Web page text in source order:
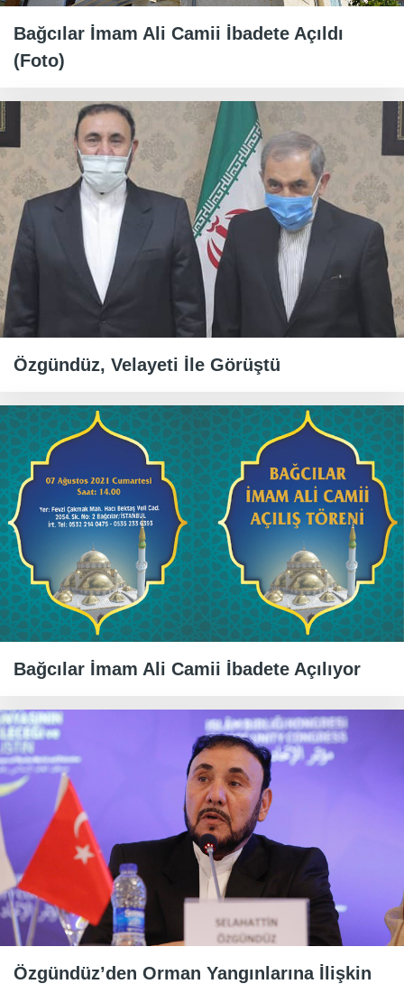
Bağcılar İmam Ali Camii İbadete Açıldı
(Foto)
Özgündüz, Velayeti İle Görüştü
Bağcılar İmam Ali Camii İbadete Açılıyor
Özgündüz’den Orman Yangınlarına İlişkin